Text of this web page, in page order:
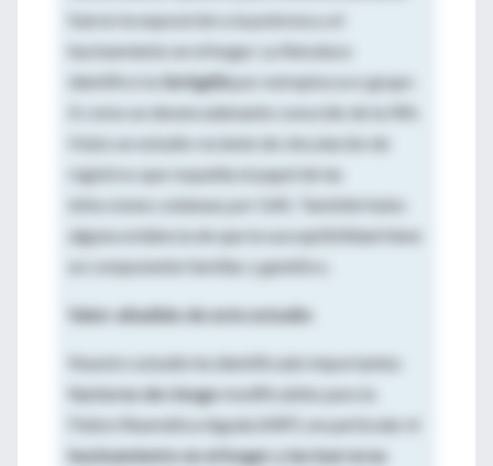
fueron la exposición a la pobreza y el
hacinamiento en el hogar. La literatura
identificó la faringitispor estreptococo grupo
A como un desencadenante conocido de la IRA.
Hubo un estudio reciente de vinculación de
registros que respalda el papel de las
infecciones cutáneas por GAS. También hubo
alguna evidencia de que la susceptibilidad tiene
un componente familiar y genético.
Valor añadido de este estudio
Nuestro estudio ha identificado importantes
factores de riesgomodificables para la
Fiebre Reumática Aguda (ARF), en particular el
hacinamiento en el hogar y las barreras